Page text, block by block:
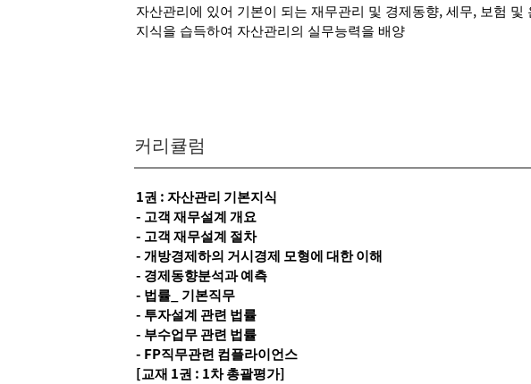
자산관리에 있어 기본이 되는 재무관리 및 경제동향, 세무, 보험 및
지식을 습득하여 자산관리의 실무능력을 배양
커리큘럼
1권 : 자산관리 기본지식
- 고객 재무설계 개요
- 고객 재무설계 절차
- 개방경제하의 거시경제 모형에 대한 이해
- 경제동향분석과 예측
- 법률_ 기본직무
- 투자설계 관련 법률
- 부수업무 관련 법률
- FP직무관련 컴플라이언스
[교재 1권 : 1차 총괄평가]